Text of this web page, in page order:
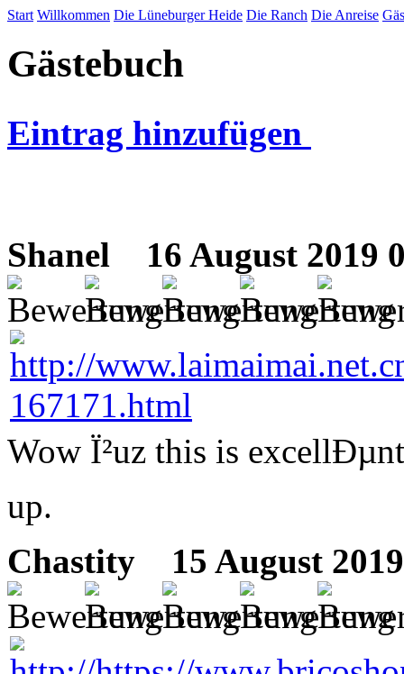
Start Willkommen Die Lüneburger Heide Die Ranch Die Anreise
Gästebuch
Eintrag hinzufügen
Shanel 16 August 2019
Wow Ï²uz this is
up.
Chastity
15 August